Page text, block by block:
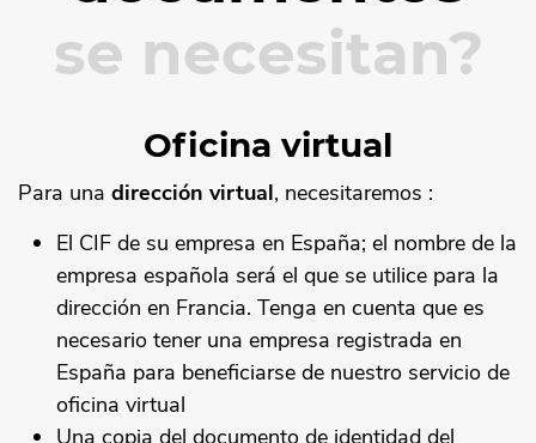
se necesitan?
Oficina virtual
Para una dirección virtual, necesitaremos :
El CIF de su empresa en España; el nombre de la
empresa española será el que se utilice para la
dirección en Francia. Tenga en cuenta que es
necesario tener una empresa registrada en
España para beneficiarse de nuestro servicio de
oficina virtual